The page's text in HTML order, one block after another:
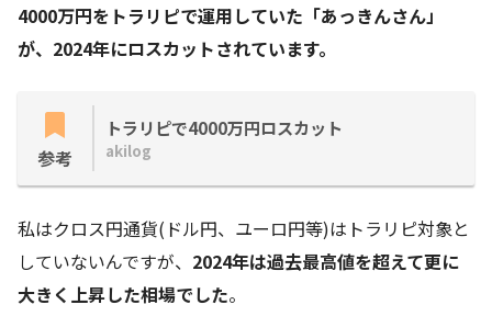
4000万円をトラリピで運用していた「あっきんさん」
が、2024年にロスカットされています。
参考
トラリピで4000万円ロスカット
akilog
私はクロス円通貨(ドル円、ユーロ円等)はトラリピ対象と
していないんですが、 2024年は過去最高値を超えて更に
大きく上昇した相場でした。